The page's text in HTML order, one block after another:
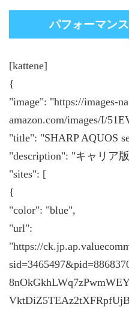
パフォーマン
[kattene]
{
"image": "https://images-
amazon.com/images/I/
"title": "SHARP AQUOS
"description": "キャリア
"sites": [
{
"color": "blue",
"url":
"https://